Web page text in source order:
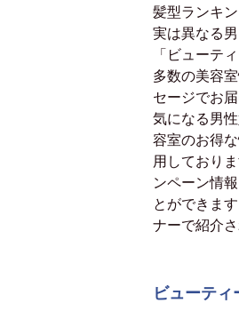
髪型ランキン
実は異なる
「ビューテ
多数の美容
セージでお届
気になる男
容室のお得
用しており
ンペーン情
とができま
ナーで紹介さ
ビューティ